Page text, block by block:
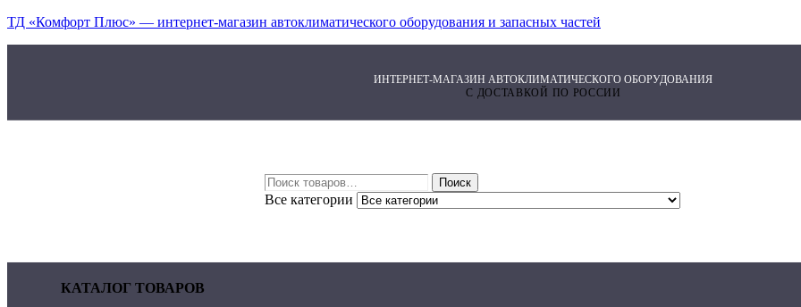
ТД «Комфорт Плюс» — интернет-магазин автоклиматического оборудования и запасных частей
ИНТЕРНЕТ-МАГАЗИН АВТОКЛИМАТИЧЕСКОГО ОБОРУДОВАНИЯ
С ДОСТАВКОЙ ПО РОССИИ
Поиск
Все категории
КАТАЛОГ ТОВАРОВ